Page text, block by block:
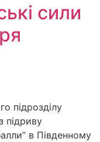
сили
підрозділу
підриву
в Південному